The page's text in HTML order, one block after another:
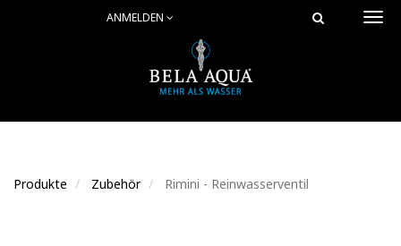
ANMELDEN
Produkte Zubehör Rimini - Reinwasserventil